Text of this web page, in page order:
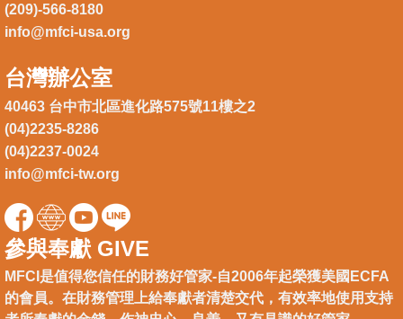
(209)-566-8180
info@mfci-usa.org
台灣辦公室
40463 台中市北區進化路575號11樓之2
(04)2235-8286
(04)2237-0024
info@mfci-tw.org
參與奉獻 GIVE
MFCI是值得您信任的財務好管家-自2006年起榮獲美國ECFA
的會員。在財務管理上給奉獻者清楚交代，有效率地使用支持